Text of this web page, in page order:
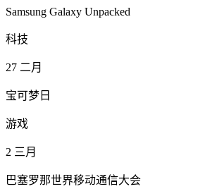
Samsung Galaxy Unpacked
科技
27 二月
宝可梦日
游戏
2 三月
巴塞罗那世界移动通信大会